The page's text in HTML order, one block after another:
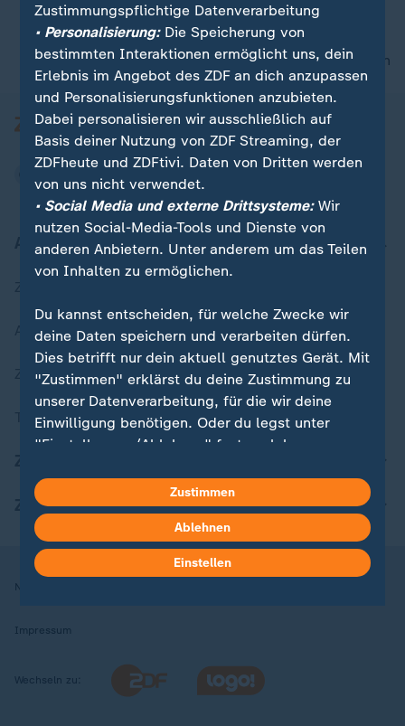
nach oben
Aktuell bei ZDFheute
Aktuelle Sendungs-Videos
ZDFheute Stories
Themen im Überblick
ZDFheute Apps
Nutzungsbedingungen
Impressum
Wechseln zu:
Zustimmungspflichtige Datenverarbeitung
• Personalisierung:Die Speicherung von
bestimmten Interaktionen ermöglicht uns, dein
Erlebnis im Angebot des ZDF an dich anzupassen
und Personalisierungsfunktionen anzubieten.
Dabei personalisieren wir ausschließlich auf
Basis deiner Nutzung von ZDF Streaming, der
ZDFheute und ZDFtivi. Daten von Dritten werden
von uns nicht verwendet.
• Social Media und externe Drittsysteme:Wir
nutzen Social-Media-Tools und Dienste von
anderen Anbietern. Unter anderem um das Teilen
von Inhalten zu ermöglichen.
Du kannst entscheiden, für welche Zwecke wir
deine Daten speichern und verarbeiten dürfen.
Dies betrifft nur dein aktuell genutztes Gerät. Mit
"Zustimmen" erklärst du deine Zustimmung zu
unserer Datenverarbeitung, für die wir deine
Einwilligung benötigen. Oder du legst unter
"Einstellungen/Ablehnen" fest, welchen
welchen nicht. Deine Datenschutzeinstellungen
kannst du jederzeit mit Wirkung für die Zukunft
in deinen Einstellungen widerrufen oder ändern.
Hier findest du das Impressum.
Zustimmen
Ablehnen
Einstellen